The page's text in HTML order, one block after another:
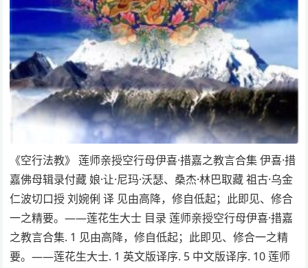
《空行法教》 莲师亲授空行母伊喜·措嘉之教言合集 伊喜·措
嘉佛母辑录付藏 娘·让·尼玛·沃瑟、桑杰·林巴取藏 祖古·乌金
仁波切口授 刘婉俐 译 见由高降，修自低起；此即见、修合
一之精要。——莲花生大士 目录 莲师亲授空行母伊喜·措嘉
之教言合集. 1 见由高降，修自低起；此即见、修合一之精
要。——莲花生大士. 1 英文版译序. 5 中文版译序. 10 莲师